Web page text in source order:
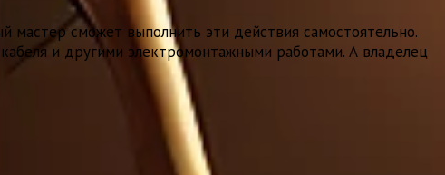
мастер сможет выполнить эти действия самостоятельно.
и другими электромонтажными работами. А владелец